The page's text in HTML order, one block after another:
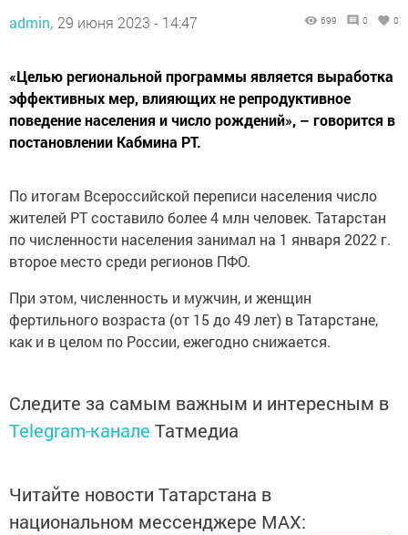
admin, 29 июня 2023 - 14:47 699 0 0
«Целью региональной программы является выработка
эффективных мер, влияющих не репродуктивное
поведение населения и число рождений», – говорится в
постановлении Кабмина РТ.
По итогам Всероссийской переписи населения число
жителей РТ составило более 4 млн человек. Татарстан
по численности населения занимал на 1 января 2022 г.
второе место среди регионов ПФО.
При этом, численность и мужчин, и женщин
фертильного возраста (от 15 до 49 лет) в Татарстане,
как и в целом по России, ежегодно снижается.
Следите за самым важным и интересным в
Telegram-канале Татмедиа
Читайте новости Татарстана в
национальном мессенджере MАХ: